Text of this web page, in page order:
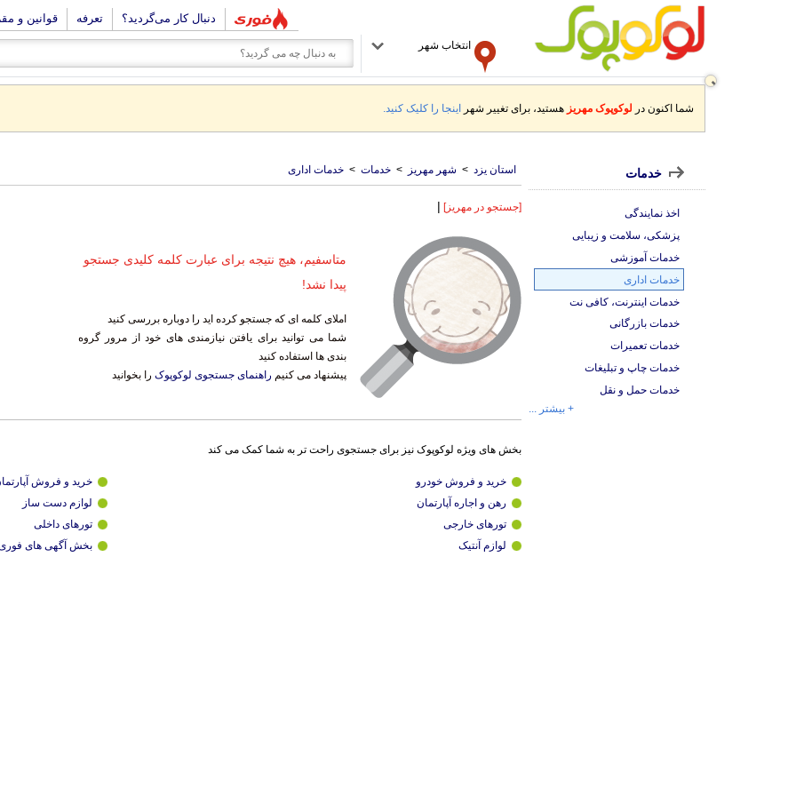
دنبال کار می‌گردید؟ تعرفه قوانین و
انتخاب شهر
شما اکنون در لوکوپوک مهریز هستید، برای تغییر شهر اینجا را کلیک کنید.
استان یزد > شهر مهریز > خدمات > خدمات اداری
[جستجو در مهریز] |
متاسفیم، هیچ نتیجه برای عبارت کلمه کلیدی جستجو
پیدا نشد!
املای کلمه ای که جستجو کرده اید را دوباره بررسی کنید
شما می توانید برای یافتن نیازمندی های خود از مرور گروه
بندی ها استفاده کنید
پیشنهاد می کنیم راهنمای جستجوی لوکوپوک را بخوانید
بخش های ویژه لوکوپوک نیز برای جستجوی راحت تر به شما کمک می کند
خرید و فروش خودرو
خرید و فروش
رهن و اجاره آپارتمان
لوازم دست ساز
تورهای خارجی
تورهای داخلی
لوازم آنتیک
بخش آگهی های
خدمات
اخذ نمایندگی
پزشکی، سلامت و زیبایی
خدمات آموزشی
خدمات اداری
خدمات اینترنت، کافی نت
خدمات بازرگانی
خدمات تعمیرات
خدمات چاپ و تبلیغات
خدمات حمل و نقل
+ بیشتر ...